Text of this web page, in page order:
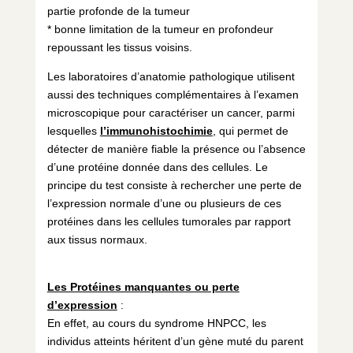
partie profonde de la tumeur
* bonne limitation de la tumeur en profondeur
repoussant les tissus voisins.
Les laboratoires d’anatomie pathologique utilisent
aussi des techniques complémentaires à l’examen
microscopique pour caractériser un cancer, parmi
lesquelles l’immunohistochimie, qui permet de
détecter de manière fiable la présence ou l’absence
d’une protéine donnée dans des cellules. Le
principe du test consiste à rechercher une perte de
l’expression normale d’une ou plusieurs de ces
protéines dans les cellules tumorales par rapport
aux tissus normaux.
Les Protéines manquantes ou perte
d’expression :
En effet, au cours du syndrome HNPCC, les
individus atteints héritent d’un gène muté du parent